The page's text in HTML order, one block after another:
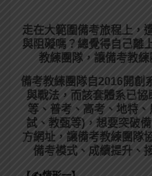
走在大範圍備考旅程上，
與阻礙嗎？總覺得自己離
教練團隊，讓備考教練
備考教練團隊自2016開創
與戰法，而該套體系已協
等、普考、高考、地特
試、教甄等)，想要突破
方網址，讓備考教練團隊
備考模式、成績提升、